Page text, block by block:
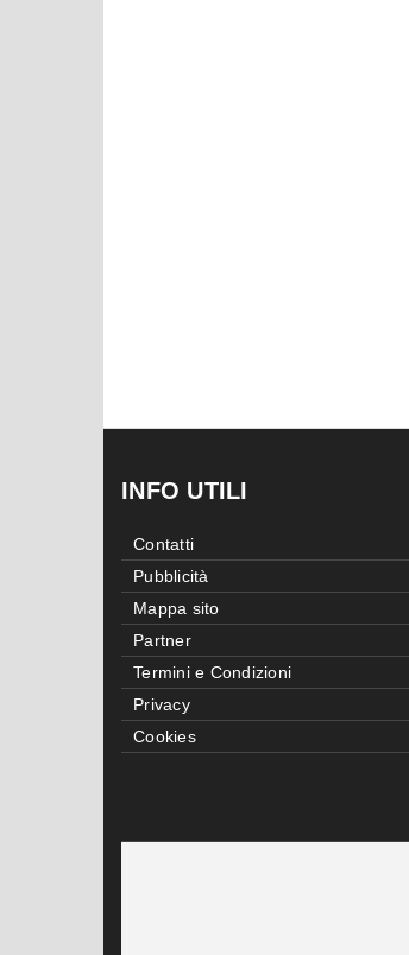
INFO UTILI
Contatti
Pubblicità
Mappa sito
Partner
Termini e Condizioni
Privacy
Cookies